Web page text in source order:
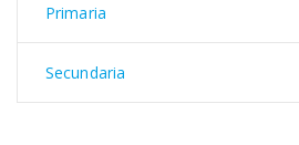
Primaria
Secundaria